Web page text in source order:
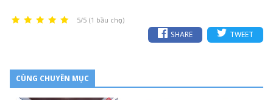
5/5 (1 bầu chọn)
SHARE TWEET
CÙNG CHUYÊN MỤC